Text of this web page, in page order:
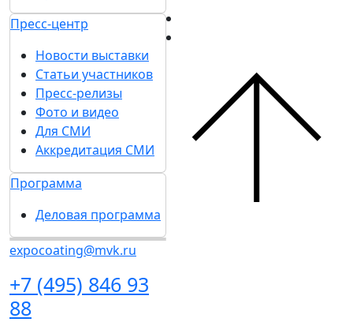
Пресс-центр
Новости выставки
Статьи участников
Пресс-релизы
Фото и видео
Для СМИ
Аккредитация СМИ
Программа
Деловая программа
expocoating@mvk.ru
+7 (495) 846 93
88